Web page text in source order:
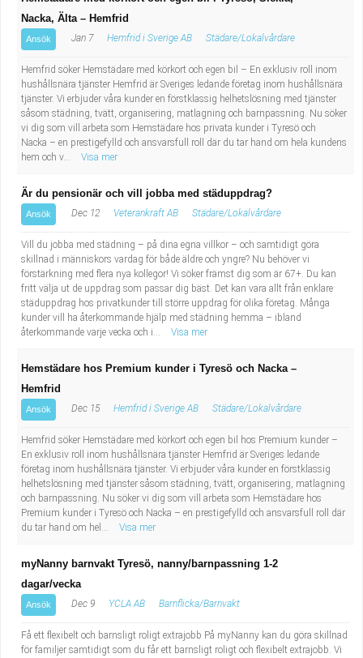
Nacka, Älta – Hemfrid
Ansök Jan 7 Hemfrid i Sverige AB Städare/Lokalvårdare
Hemfrid söker Hemstädare med körkort och egen bil – En exklusiv roll inom
hushållsnära tjänster Hemfrid är Sveriges ledande företag inom hushållsnära
tjänster. Vi erbjuder våra kunder en förstklassig helhetslösning med tjänster
såsom städning, tvätt, organisering, matlagning och barnpassning. Nu söker
vi dig som vill arbeta som Hemstädare hos privata kunder i Tyresö och
Nacka – en prestigefylld och ansvarsfull roll där du tar hand om hela kundens
hem och v...
Visa mer
Är du pensionär och vill jobba med städuppdrag?
Ansök Dec 12 Veterankraft AB Städare/Lokalvårdare
Vill du jobba med städning – på dina egna villkor – och samtidigt göra
skillnad i människors vardag för både äldre och yngre? Nu behöver vi
förstärkning med flera nya kollegor! Vi söker främst dig som är 67+. Du kan
fritt välja ut de uppdrag som passar dig bäst. Det kan vara allt från enklare
städuppdrag hos privatkunder till större uppdrag för olika företag. Många
kunder vill ha återkommande hjälp med städning hemma – ibland
återkommande varje vecka och i...
Visa mer
Hemstädare hos Premium kunder i Tyresö och Nacka –
Hemfrid
Ansök Dec 15 Hemfrid i Sverige AB Städare/Lokalvårdare
Hemfrid söker Hemstädare med körkort och egen bil hos Premium kunder –
En exklusiv roll inom hushållsnära tjänster Hemfrid är Sveriges ledande
företag inom hushållsnära tjänster. Vi erbjuder våra kunder en förstklassig
helhetslösning med tjänster såsom städning, tvätt, organisering, matlagning
och barnpassning. Nu söker vi dig som vill arbeta som Hemstädare hos
Premium kunder i Tyresö och Nacka – en prestigefylld och ansvarsfull roll där
du tar hand om hel...
Visa mer
myNanny barnvakt Tyresö, nanny/barnpassning 1-2
dagar/vecka
Ansök Dec 9 YCLA AB Barnflicka/Barnvakt
Få ett flexibelt och barnsligt roligt extrajobb På myNanny kan du göra skillnad
för familjer samtidigt som du får ett barnsligt roligt och flexibelt extrajobb. Vi